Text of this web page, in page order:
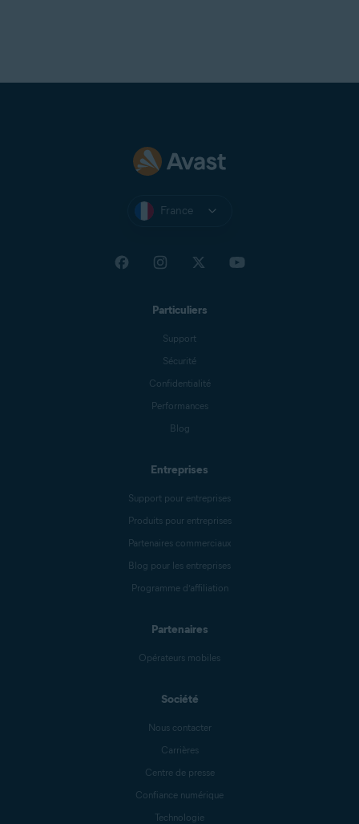
France
Particuliers
Support
Sécurité
Confidentialité
Performances
Blog
Entreprises
Support pour entreprises
Produits pour entreprises
Partenaires commerciaux
Blog pour les entreprises
Programme d’affiliation
Partenaires
Opérateurs mobiles
Société
Nous contacter
Carrières
Centre de presse
Confiance numérique
Technologie